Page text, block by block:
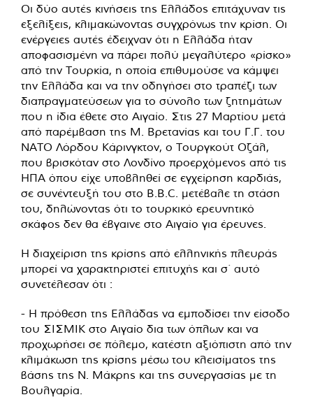
Οι δύο αυτές κινήσεις της Ελλάδος επιτάχυναν τις
εξελίξεις, κλιμακώνοντας συγχρόνως την κρίση. Οι
ενέργειες αυτές έδειχναν ότι η Ελλάδα ήταν
αποφασισμένη να πάρει πολύ μεγαλύτερο «ρίσκο»
από την Τουρκία, η οποία επιθυμούσε να κάμψει
την Ελλάδα και να την οδηγήσει στο τραπέζι των
διαπραγματεύσεων για το σύνολο των ζητημάτων
που η ίδια έθετε στο Αιγαίο. Στις 27 Μαρτίου μετά
από παρέμβαση της Μ. Βρετανίας και του Γ.Γ. του
ΝΑΤΟ Λόρδου Κάρινγκτον, ο Τουργκούτ Οζάλ,
που βρισκόταν στο Λονδίνο προερχόμενος από τις
ΗΠΑ όπου είχε υποβληθεί σε εγχείρηση καρδιάς,
σε συνέντευξή του στο B.B.C. μετέβαλε τη στάση
του, δηλώνοντας ότι το τουρκικό ερευνητικό
σκάφος δεν θα έβγαινε στο Αιγαίο για έρευνες.
Η διαχείριση της κρίσης από ελληνικής πλευράς
μπορεί να χαρακτηριστεί επιτυχής και σ΄ αυτό
συνετέλεσαν ότι :
- Η πρόθεση της Ελλάδας να εμποδίσει την είσοδο
του ΣΙΣΜΙΚ στο Αιγαίο δια των όπλων και να
προχωρήσει σε πόλεμο, κατέστη αξιόπιστη από την
κλιμάκωση της κρίσης μέσω του κλεισίματος της
βάσης της Ν. Μάκρης και της συνεργασίας με τη
Βουλγαρία.